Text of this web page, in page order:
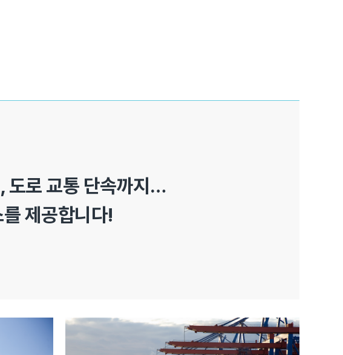
도로 교통 단속까지…
제공합니다!